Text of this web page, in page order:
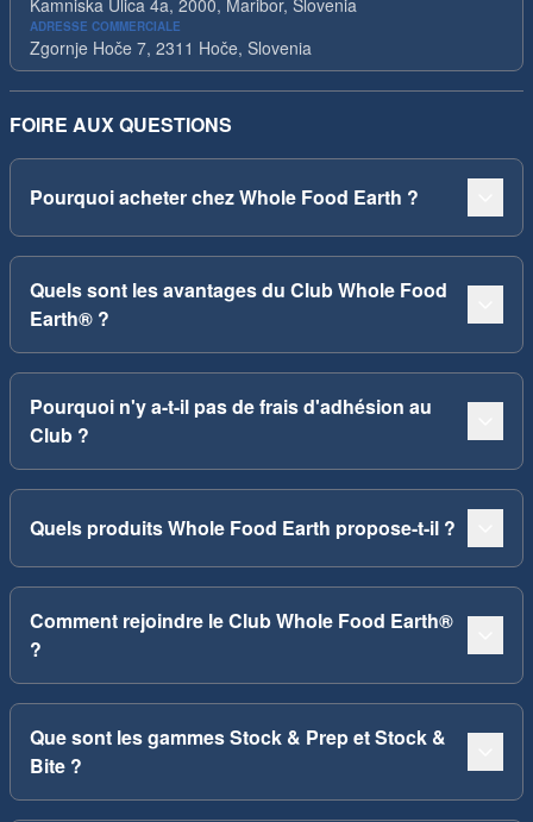
Kamniska Ulica 4a, 2000, Maribor, Slovenia
ADRESSE COMMERCIALE
Zgornje Hoče 7, 2311 Hoče, Slovenia
FOIRE AUX QUESTIONS
Pourquoi acheter chez Whole Food Earth ?
Quels sont les avantages du Club Whole Food
Earth® ?
Pourquoi n'y a-t-il pas de frais d'adhésion au
Club ?
Quels produits Whole Food Earth propose-t-il ?
Comment rejoindre le Club Whole Food Earth®
?
Que sont les gammes Stock & Prep et Stock &
Bite ?